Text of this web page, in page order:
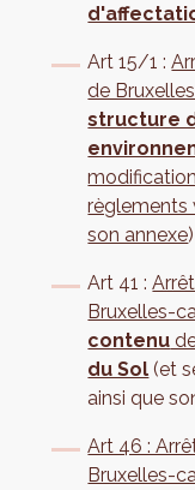
Art 15/1 :
de
structure
règlements
son annexe)
Art 41 :
Bruxelles-
contenu
du Sol (et
ainsi que
Art 46 :
Bruxelles-